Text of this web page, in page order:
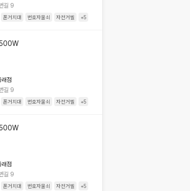
길 9
폰거치대 번호자물쇠 자전거벨 +5
점
길 9
폰거치대 번호자물쇠 자전거벨 +5
점
길 9
폰거치대 번호자물쇠 자전거벨 +5